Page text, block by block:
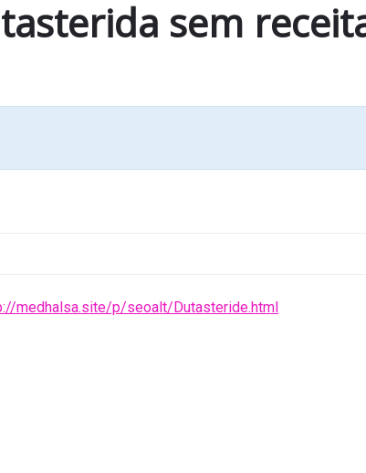
sem
medhalsa.site/p/seoalt/Dutasteride.html